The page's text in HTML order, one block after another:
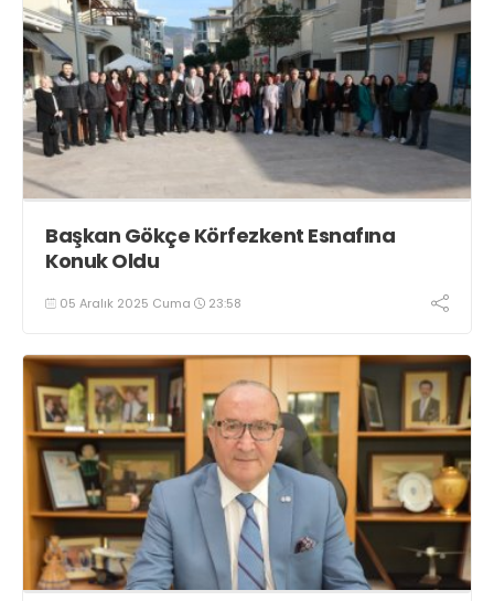
Başkan Gökçe Körfezkent Esnafına
Konuk Oldu
05 Aralık 2025 Cuma 23:58